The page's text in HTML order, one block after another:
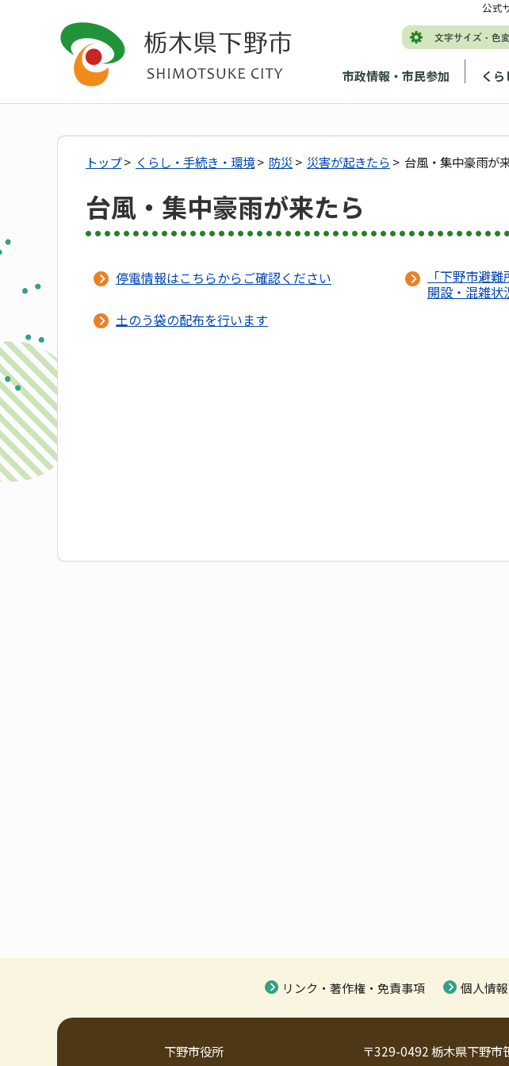
市政情報・市民参加 く
公式
トップ> くらし・手続き・環境> 防災 > 災害が起きたら > 台風・集中豪雨が
台風・集中豪雨が来たら
停電情報はこちらからご確認ください
「下野市避
開設・混雑状
土のう袋の配布を行います
リンク・著作権・免責事項 個人情
下野市役所
〒329-0492 栃木県下野市